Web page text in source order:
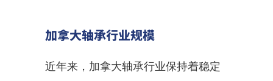
加拿大轴承行业规模
近年来，加拿大轴承行业保持着稳定